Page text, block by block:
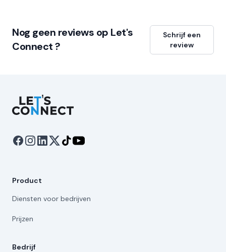
Nog geen reviews op Let's
Connect ?
Schrijf een
review
Let's Connect
Product
Diensten voor bedrijven
Prijzen
Bedrijf